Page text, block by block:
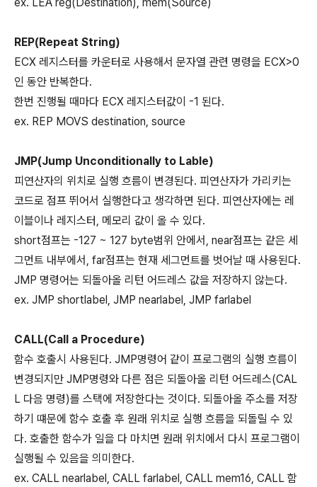
REP(Repeat String)
ECX 레지스터를 카운터로 사용해서 문자열 관련 명령을 ECX>0
인 동안 반복한다.
한번 진행될 때마다 ECX 레지스터값이 -1 된다.
ex. REP MOVS destination, source
JMP(Jump Unconditionally to Lable)
피연산자의 위치로 실행 흐름이 변경된다. 피연산자가 가리키는
코드로 점프 뛰어서 실행한다고 생각하면 된다. 피연산자에는 레
이블이나 레지스터, 메모리 값이 올 수 있다.
short점프는 -127 ~ 127 byte범위 안에서, near점프는 같은 세
그먼트 내부에서, far점프는 현재 세그먼트를 벗어날 때 사용된다.
JMP 명령어는 되돌아올 리턴 어드레스 값을 저장하지 않는다.
ex. JMP shortlabel, JMP nearlabel, JMP farlabel
CALL(Call a Procedure)
함수 호출시 사용된다. JMP명령어 같이 프로그램의 실행 흐름이
변경되지만 JMP명령와 다른 점은 되돌아올 리턴 어드레스(CAL
L 다음 명령)를 스택에 저장한다는 것이다. 되돌아올 주소를 저장
하기 떄문에 함수 호출 후 원래 위치로 실행 흐름을 되돌릴 수 있
다. 호출한 함수가 일을 다 마치면 원래 위치에서 다시 프로그램이
실행될 수 있음을 의미한다.
ex. CALL nearlabel, CALL farlabel, CALL mem16, CALL 함